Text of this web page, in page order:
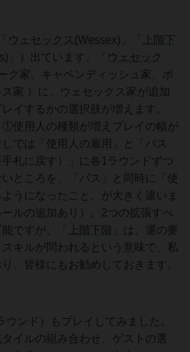
ウェセックス(Wessex)
上階下
」）出ています。「
ウェセック
ク家、キャベンディッシュ家、ポ
家 ）に、ウェセックス家が追加
イするかの選択肢が増えます。
①使用人の種類が増えプレイの幅が
では「使用人の雇用」と「パス
手札に戻す）」に各1ラウンドずつ
ところを、「パス」と同時に「使
うになったこと、が大きく違いま
ルの追加あり）。2つの拡張すべ
ですが、「
上階下階 」は、運の要
キルが問われるという意味で、私
、皆様にもお勧めしておきます。
ウンド）もプレイしてみました。
イルの組み合わせ、ゲストの選